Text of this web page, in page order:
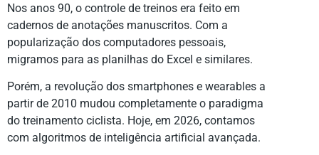
Nos anos 90, o controle de treinos era feito em
cadernos de anotações manuscritos. Com a
popularização dos computadores pessoais,
migramos para as planilhas do Excel e similares.
Porém, a revolução dos smartphones e wearables a
partir de 2010 mudou completamente o paradigma
do treinamento ciclista. Hoje, em 2026, contamos
com algoritmos de inteligência artificial avançada.